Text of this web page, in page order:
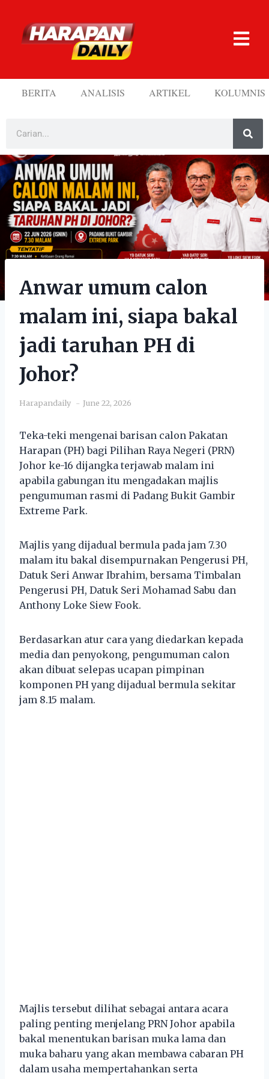
BERITA ANALISIS ARTIKEL KOLUMNIS
Anwar umum calon
malam ini, siapa bakal
jadi taruhan PH di
Johor?
Harapandaily June 22, 2026
Teka-teki mengenai barisan calon Pakatan
Harapan (PH) bagi Pilihan Raya Negeri (PRN)
Johor ke-16 dijangka terjawab malam ini
apabila gabungan itu mengadakan majlis
pengumuman rasmi di Padang Bukit Gambir
Extreme Park.
Majlis yang dijadual bermula pada jam 7.30
malam itu bakal disempurnakan Pengerusi PH,
Datuk Seri Anwar Ibrahim, bersama Timbalan
Pengerusi PH, Datuk Seri Mohamad Sabu dan
Anthony Loke Siew Fook.
Berdasarkan atur cara yang diedarkan kepada
media dan penyokong, pengumuman calon
akan dibuat selepas ucapan pimpinan
komponen PH yang dijadual bermula sekitar
jam 8.15 malam.
Majlis tersebut dilihat sebagai antara acara
paling penting menjelang PRN Johor apabila
bakal menentukan barisan muka lama dan
muka baharu yang akan membawa cabaran PH
dalam usaha mempertahankan serta